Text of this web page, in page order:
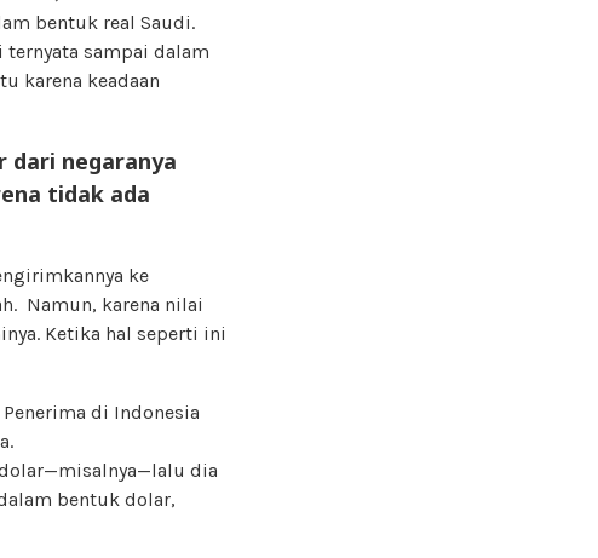
bentuk real Saudi.
sampai dalam
karena keadaan
dari negaranya
tidak ada
ke
Namun, karena nilai
Ketika hal seperti ini
di Indonesia
dia
bentuk dolar,